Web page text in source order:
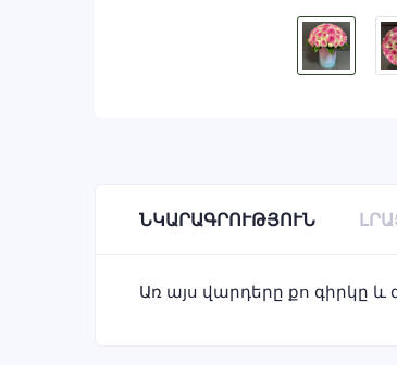
ՆԿԱՐԱԳՐՈՒԹՅՈՒՆ
Առ այս վարդերը քո գիրկը և